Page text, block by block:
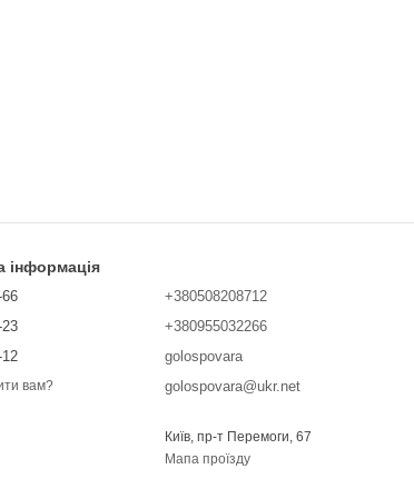
інформація
вам?
+380508208712
+380955032266
golospovara
golospovara@ukr.net
Київ, пр-т Перемоги, 67
Мапа проїзду